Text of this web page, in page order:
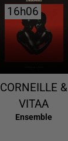
16h06
16h06
CORNEILLE &
VITAA
Ensemble